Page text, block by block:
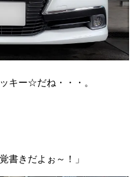
キー☆だね・・・。
書きだよぉ～！」